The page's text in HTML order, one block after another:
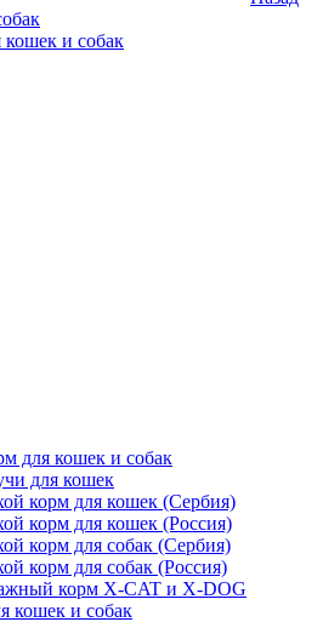
кошек и собак
для кошек и собак
для кошек
корм для кошек (Сербия)
корм для кошек (Россия)
корм для собак (Сербия)
корм для собак (Россия)
корм X-CAT и X-DOG
кошек и собак